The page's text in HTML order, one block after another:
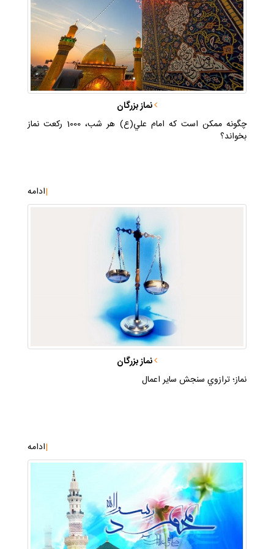
نماز بزرگان
چگونه ممكن است كه امام علي(ع) هر شب، 1000 ركعت نماز
بخواند؟
|ادامه
نماز بزرگان
نماز؛ ترازوي سنجش ساير اعمال
|ادامه